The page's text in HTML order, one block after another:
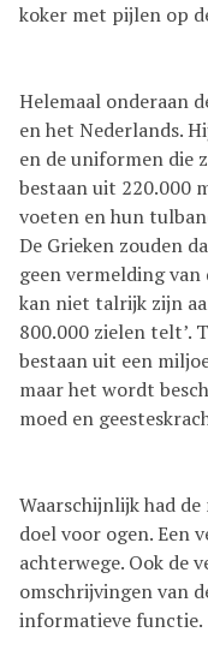
koker met pijlen op
Helemaal onderaan
en het Nederlands.
en de uniformen die
bestaan uit 220.000
voeten en hun
De Grieken zouden
geen vermelding
kan niet talrijk zijn
800.000 zielen telt’.
bestaan uit een
maar het wordt
moed en
Waarschijnlijk had
doel voor ogen. Een
achterwege. Ook de
omschrijvingen van
informatieve functie.